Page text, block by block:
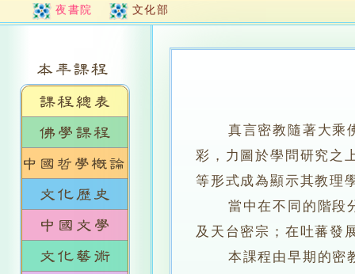
夜書院 文化部
真言密教隨著大乘佛
彩，力圖於學問研究之
等形式成為顯示其教理
當中在不同的階段分
及天台密宗；在吐蕃發
本課程由早期的密教